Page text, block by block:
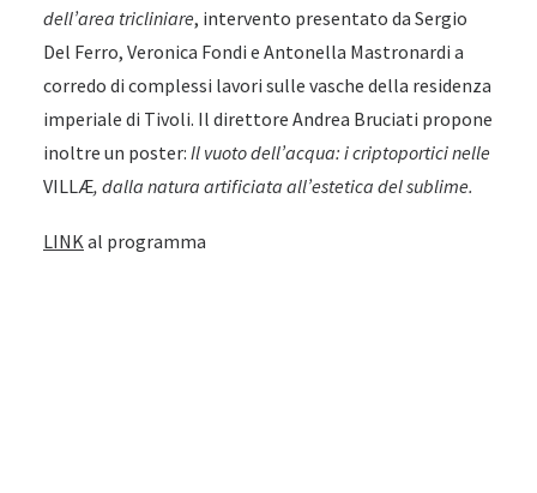
dell’area tricliniare, intervento presentato da Sergio
Del Ferro, Veronica Fondi e Antonella Mastronardi a
corredo di complessi lavori sulle vasche della residenza
imperiale di Tivoli. Il direttore Andrea Bruciati propone
inoltre un poster: Il vuoto dell’acqua: i criptoportici nelle
VILLÆ, dalla natura artificiata all’estetica del sublime.
LINK al programma